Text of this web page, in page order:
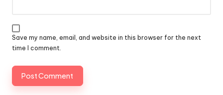
Save my name, email, and website in this browser for the next
time I comment.